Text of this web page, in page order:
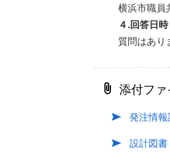
横浜市職員
４.回答日時
質問はあり
添付フ
発注情報
設計図書